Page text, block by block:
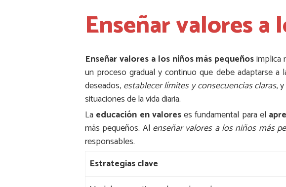
Enseñar valores a
Enseñar valores a los niños más pequeñosimplica
un proceso gradual y continuo que debe adaptarse
deseados, establecer límites y consecuencias claras,
situaciones de la vida diaria.
La educación en valoreses fundamental para el
más pequeños. Al enseñar valores a los niños más
responsables.
Estrategias clave